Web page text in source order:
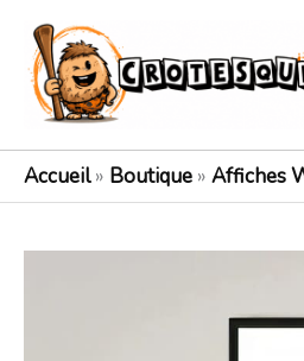
Aller
contenu
Accueil» Boutique » Affiches